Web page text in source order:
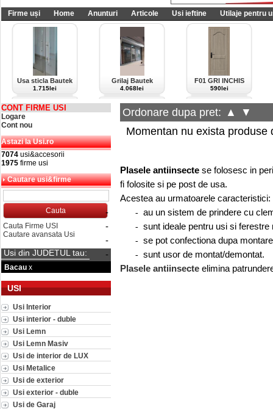
Firme uși Home Anunturi Articole Usi ieftine Utilaje pentru
Usa sticla Bautek
1.715lei
Grilaj Bautek
4.068lei
F01 GRI INCHIS
590lei
CONT FIRME USI
Logare
Cont nou
Astazi la Usi.ro
7074 usi&accesorii
1975 firme usi
Cautare usi&firme
Cauta Firme USI
Cautare avansata Usi
Usi din JUDETUL tau:
Bacau x
USI
Usi Interior
Usi interior - duble
Usi Lemn
Usi Lemn Masiv
Usi de interior de LUX
Usi Metalice
Usi de exterior
Usi exterior - duble
Usi de Garaj
Ordonare dupa pret: ▲
▼
Momentan nu exista produse
Plasele antiinsecte se folosesc in
fi folosite si pe post de usa.
Acestea au urmatoarele caracteristici:
- - au un sistem de prindere cu
- - sunt ideale pentru usi si ferestre
- - se pot confectiona dupa
- - sunt usor de montat/demontat.
Plasele antiinsecte elimina